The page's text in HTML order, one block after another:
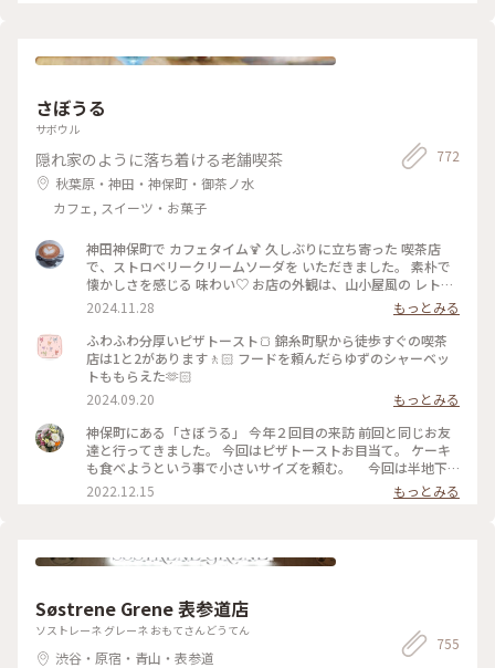
さぼうる
サボウル
隠れ家のように落ち着ける老舗喫茶
秋葉原・神田・神保町・御茶ノ水
カフェ, スイーツ・お菓子
772
神田神保町で カフェタイム🍹 久しぶりに立ち寄った 喫茶店
で、ストロベリークリームソーダを いただきました。 素朴で
懐かしさを感じる 味わい♡ お店の外観は、山小屋風の レトロ
な佇まい、 ダイヤル式の 赤電話も 懐かしい♡ (この赤電話、
今でも現役らしいのですが、確かなところは不明です) 店内
も、小スペースながら 落ち着いた雰囲気、一人でまったりす
るのには、心地よい場所です。 開業したのは、約70年前なの
だそう。 創業当時から 受け継がれた 数々のメニューは、今も
健在、今回 いただいた クリームソーダも、その中のひとつで
す。 最近、あちらこちらで 目にするようになった カラフルな
クリームソーダは、こちらのお店から 始まったのだとか。 何
とも、歴史を感じさせてくれます。 コーヒーをいただくつもり
でしたが、この日は 気温が高く、冷たい飲み物で 季節外れの
クールダウン💦 これで、クリームソーダは、飲み納めかなぁ…
なんて思いながら、ゆっくりと味わって いただきました。 #カ
2024.11.28
もっとみる
ふわふわ分厚いピザトースト🍞 錦糸町駅から徒歩すぐの喫茶
店は1と2があります🚶🏻 フードを頼んだらゆずのシャーベッ
トももらえた🫶🏻
2024.09.20
もっとみる
神保町にある「さぼうる」 今年２回目の来訪 前回と同じお友
達と行ってきました。 今回はピザトーストお目当て。 ケーキ
も食べようという事で小さいサイズを頼む。 今回は半地下
の席に通されて。 場所も駅前、老舗有名店だけあって、平日な
のに ひっきりなしに来客が。混雑してました。 お口なおしに
2022.12.15 もっとみる
Søstrene Grene 表参道店
ソストレーネ グレーネ おもてさんどうてん
渋谷・原宿・青山・表参道
755